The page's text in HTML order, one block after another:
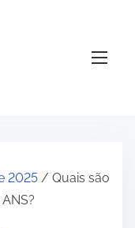
2025 / Quais são